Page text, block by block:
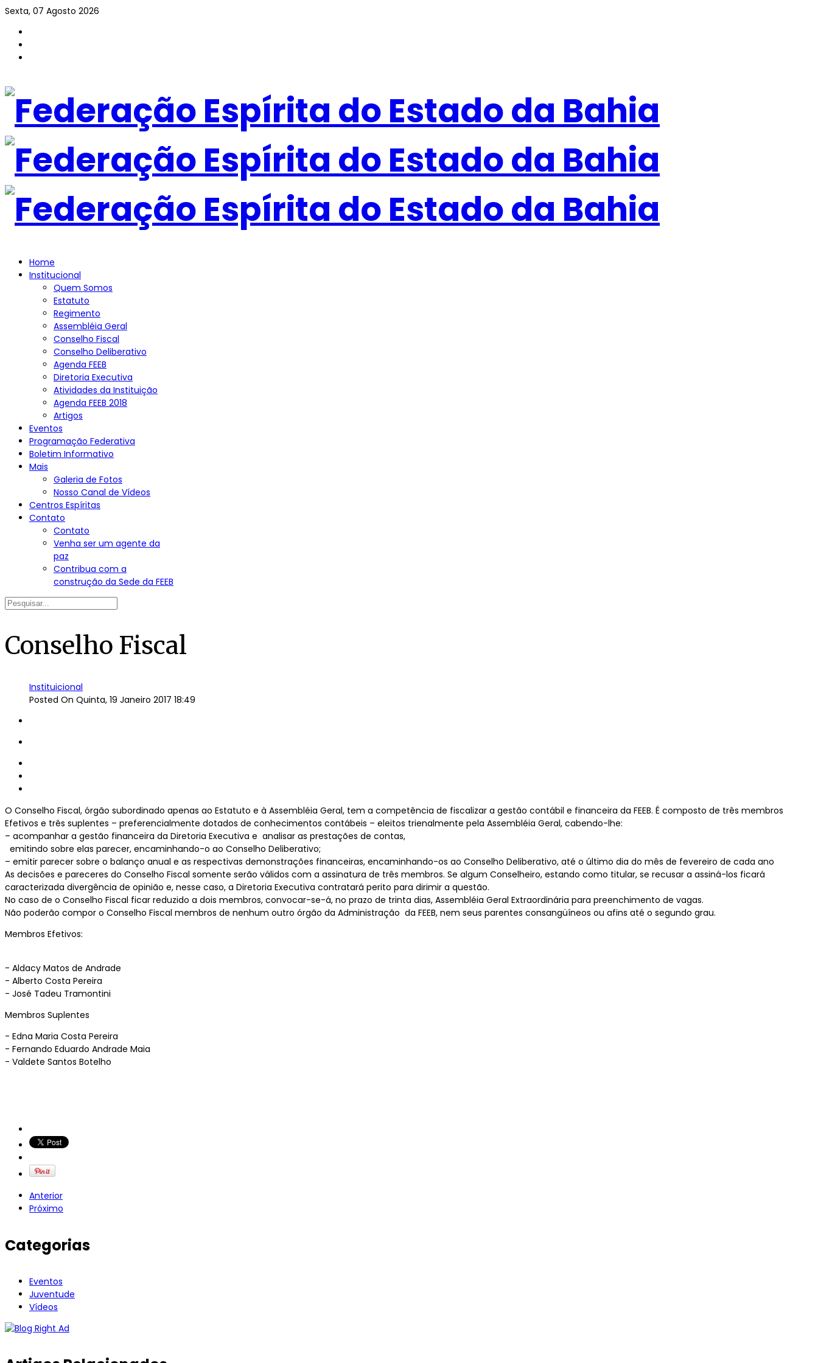
Sexta, 07 Agosto 2026
Home
Institucional
Quem Somos
Estatuto
Regimento
Assembléia Geral
Conselho Fiscal
Conselho Deliberativo
Agenda FEEB
Diretoria Executiva
Atividades da Instituição
Agenda FEEB 2018
Artigos
Eventos
Programação Federativa
Boletim Informativo
Mais
Galeria de Fotos
Nosso Canal de Vídeos
Centros Espíritas
Contato
Contato
Venha ser um agente da
paz
Contribua com a
construção da Sede da FEEB
Conselho Fiscal
Instituicional
Posted On Quinta, 19 Janeiro 2017 18:49
O Conselho Fiscal, órgão subordinado apenas ao Estatuto e à Assembléia Geral, tem a competência de fiscalizar a gestão contábil e financeira da FEEB. É composto de três membros
Efetivos e três suplentes – preferencialmente dotados de conhecimentos contábeis – eleitos trienalmente pela Assembléia Geral, cabendo-lhe:
– acompanhar a gestão financeira da Diretoria Executiva e analisar as prestações de contas,
emitindo sobre elas parecer, encaminhando-o ao Conselho Deliberativo;
– emitir parecer sobre o balanço anual e as respectivas demonstrações financeiras, encaminhando-os ao Conselho Deliberativo, até o último dia do mês de fevereiro de cada ano
As decisões e pareceres do Conselho Fiscal somente serão válidos com a assinatura de três membros. Se algum Conselheiro, estando como titular, se recusar a assiná-los ficará
caracterizada divergência de opinião e, nesse caso, a Diretoria Executiva contratará perito para dirimir a questão.
No caso de o Conselho Fiscal ficar reduzido a dois membros, convocar-se-á, no prazo de trinta dias, Assembléia Geral Extraordinária para preenchimento de vagas.
Não poderão compor o Conselho Fiscal membros de nenhum outro órgão da Administração da FEEB, nem seus parentes consangüíneos ou afins até o segundo grau.
Membros Efetivos:
- Aldacy Matos de Andrade
- Alberto Costa Pereira
- José Tadeu Tramontini
Membros Suplentes
- Edna Maria Costa Pereira
- Fernando Eduardo Andrade Maia
- Valdete Santos Botelho
Anterior
Próximo
Categorias
Eventos
Juventude
Vídeos